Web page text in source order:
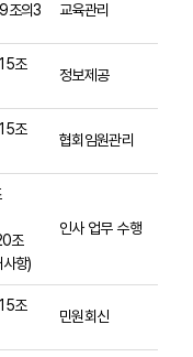
조의3 교육관리
조
정보제공
조
협회임원관리
조
항)
인사 업무 수행
조
민원회신